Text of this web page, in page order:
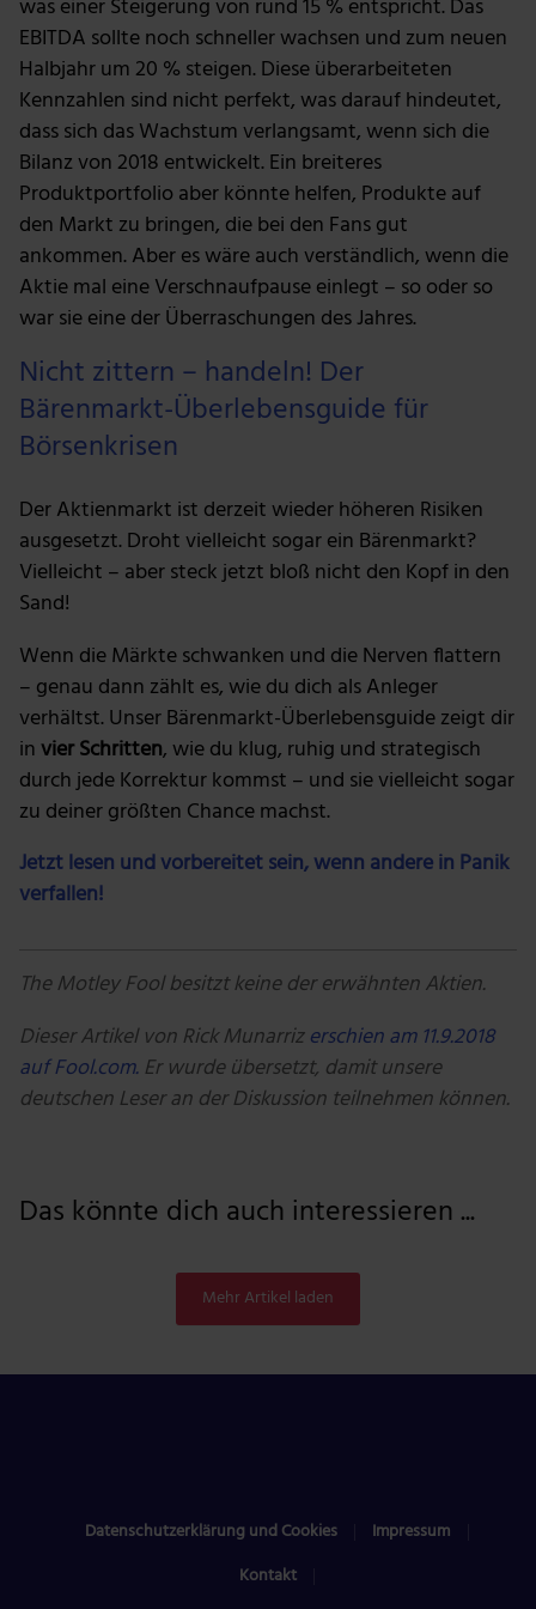
möglicherweise mit weiteren Daten zusammen, die du
ihnen bereitgestellt hast oder die sie im Rahmen deiner
Nutzung der Dienste gesammelt haben.
was einer Steigerung von rund 15 % entspricht. Das
EBITDA sollte noch schneller wachsen und zum neuen
Halbjahr um 20 % steigen. Diese überarbeiteten
Kennzahlen sind nicht perfekt, was darauf hindeutet,
dass sich das Wachstum verlangsamt, wenn sich die
Bilanz von 2018 entwickelt. Ein breiteres
Produktportfolio aber könnte helfen, Produkte auf
den Markt zu bringen, die bei den Fans gut
ankommen. Aber es wäre auch verständlich, wenn die
Aktie mal eine Verschnaufpause einlegt – so oder so
war sie eine der Überraschungen des Jahres.
Nicht zittern – handeln! Der
Bärenmarkt-Überlebensguide für
Börsenkrisen
Der Aktienmarkt ist derzeit wieder höheren Risiken
ausgesetzt. Droht vielleicht sogar ein Bärenmarkt?
Vielleicht – aber steck jetzt bloß nicht den Kopf in den
Sand!
Wenn die Märkte schwanken und die Nerven flattern
– genau dann zählt es, wie du dich als Anleger
verhältst. Unser Bärenmarkt-Überlebensguide zeigt dir
invier Schritten, wie du klug, ruhig und strategisch
durch jede Korrektur kommst – und sie vielleicht sogar
zu deiner größten Chance machst.
Jetzt lesen und vorbereitet sein, wenn andere in Panik
verfallen!
The Motley Fool besitzt keine der erwähnten Aktien.
Dieser Artikel von Rick Munarrizerschien am 11.9.2018
auf Fool.com. Er wurde übersetzt, damit unsere
deutschen Leser an der Diskussion teilnehmen können.
Das könnte dich auch interessieren ...
Mehr Artikel laden
Datenschutzerklärung und Cookies
Impressum
Kontakt